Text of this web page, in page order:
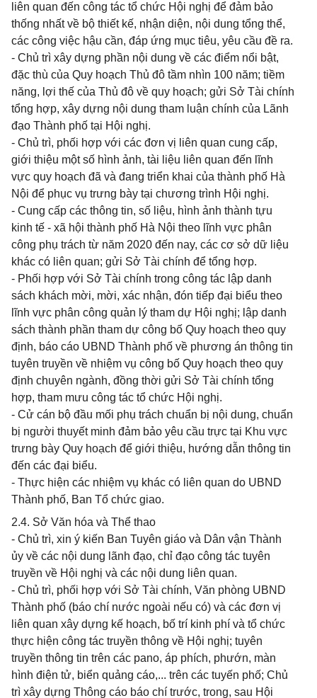
liên quan đến công tác tổ chức Hội nghị để đảm bảo
thống nhất về bộ thiết kế, nhận diện, nội dung tổng thể,
các công việc hậu cần, đáp ứng mục tiêu, yêu cầu đề ra.
- Chủ trì xây dựng phần nội dung về các điểm nổi bật,
đặc thù của Quy hoạch Thủ đô tầm nhìn 100 năm; tiềm
năng, lợi thế của Thủ đô về quy hoạch; gửi Sở Tài chính
tổng hợp, xây dựng nội dung tham luận chính của Lãnh
đạo Thành phố tại Hội nghị.
- Chủ trì, phối hợp với các đơn vị liên quan cung cấp,
giới thiệu một số hình ảnh, tài liệu liên quan đến lĩnh
vực quy hoạch đã và đang triển khai của thành phố Hà
Nội để phục vụ trưng bày tại chương trình Hội nghị.
- Cung cấp các thông tin, số liệu, hình ảnh thành tựu
kinh tế - xã hội thành phố Hà Nội theo lĩnh vực phân
công phụ trách từ năm 2020 đến nay, các cơ sở dữ liệu
khác có liên quan; gửi Sở Tài chính để tổng hợp.
- Phối hợp với Sở Tài chính trong công tác lập danh
sách khách mời, mời, xác nhận, đón tiếp đại biểu theo
lĩnh vực phân công quản lý tham dự Hội nghị; lập danh
sách thành phần tham dự công bố Quy hoạch theo quy
định, báo cáo UBND Thành phố về phương án thông tin
tuyên truyền về nhiệm vụ công bố Quy hoạch theo quy
định chuyên ngành, đồng thời gửi Sở Tài chính tổng
hợp, tham mưu công tác tổ chức Hội nghị.
- Cử cán bộ đầu mối phụ trách chuẩn bị nội dung, chuẩn
bị người thuyết minh đảm bảo yêu cầu trực tại Khu vực
trưng bày Quy hoạch để giới thiệu, hướng dẫn thông tin
đến các đại biểu.
- Thực hiện các nhiệm vụ khác có liên quan do UBND
Thành phố, Ban Tổ chức giao.
2.4. Sở Văn hóa và Thể thao
- Chủ trì, xin ý kiến Ban Tuyên giáo và Dân vận Thành
ủy về các nội dung lãnh đạo, chỉ đạo công tác tuyên
truyền về Hội nghị và các nội dung liên quan.
- Chủ trì, phối hợp với Sở Tài chính, Văn phòng UBND
Thành phố (báo chí nước ngoài nếu có) và các đơn vị
liên quan xây dựng kế hoạch, bố trí kinh phí và tổ chức
thực hiện công tác truyền thông về Hội nghị; tuyên
truyền thông tin trên các pano, áp phích, phướn, màn
hình điện tử, biển quảng cáo,... trên các tuyến phố; Chủ
trì xây dựng Thông cáo báo chí trước, trong, sau Hội